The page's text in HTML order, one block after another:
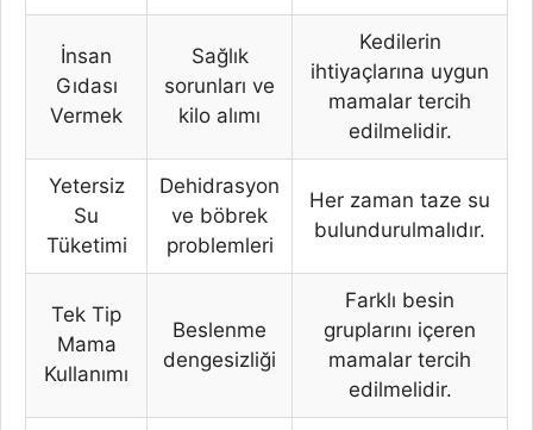
İnsan
Gıdası
Vermek
Sağlık
sorunları ve
kilo alımı
Kedilerin
ihtiyaçlarına uygun
mamalar tercih
edilmelidir.
Yetersiz
Su
Tüketimi
Dehidrasyon
ve böbrek
problemleri
Her zaman taze su
bulundurulmalıdır.
Tek Tip
Mama
Kullanımı
Beslenme
dengesizliği
Farklı besin
gruplarını içeren
mamalar tercih
edilmelidir.